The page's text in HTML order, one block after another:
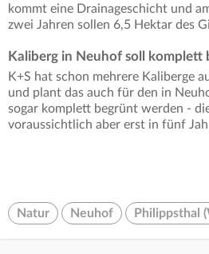
kommt eine Drainageschicht und
zwei Jahren sollen 6,5 Hektar des
Kaliberg in Neuhof soll komplett
K+S hat schon mehrere Kaliberge
und plant das auch für den in
sogar komplett begrünt werden -
voraussichtlich aber erst in fünf
Natur Neuhof Philippsthal